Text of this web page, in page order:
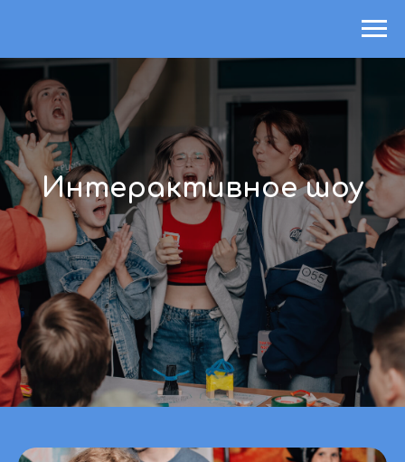
Интерактивное шоу